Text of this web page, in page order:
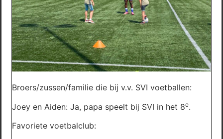
Broers/zussen/familie die bij v.v. SVI voetballen:
Joey en Aiden: Ja, papa speelt bij SVI in het 8e.
Favoriete voetbalclub: